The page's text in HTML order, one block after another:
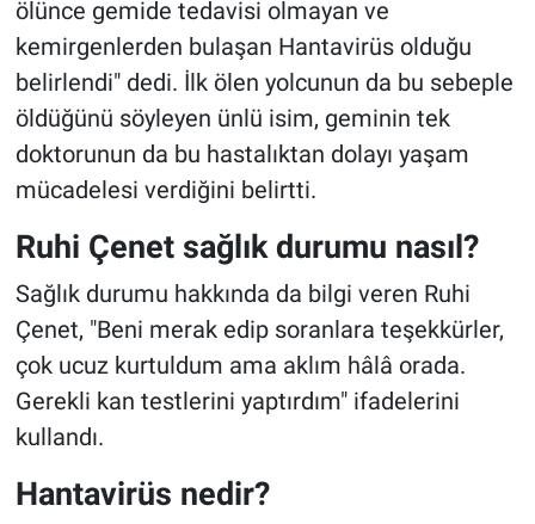
ölünce gemide tedavisi olmayan ve
kemirgenlerden bulaşan Hantavirüs olduğu
belirlendi" dedi. İlk ölen yolcunun da bu sebeple
öldüğünü söyleyen ünlü isim, geminin tek
doktorunun da bu hastalıktan dolayı yaşam
mücadelesi verdiğini belirtti.
Ruhi Çenet sağlık durumu nasıl?
Sağlık durumu hakkında da bilgi veren Ruhi
Çenet, "Beni merak edip soranlara teşekkürler,
çok ucuz kurtuldum ama aklım hâlâ orada.
Gerekli kan testlerini yaptırdım" ifadelerini
kullandı.
Hantavirüs nedir?